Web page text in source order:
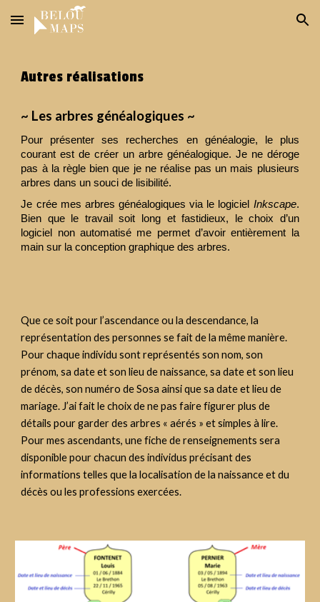
Skip to main content Skip to navigation
Autres réalisations
~ Les arbres généalogiques ~
Pour présenter ses recherches en généalogie, le plus
courant est de créer un arbre généalogique. Je ne déroge
pas à la règle bien que je ne réalise pas un mais plusieurs
arbres dans un souci de lisibilité.
Je crée mes arbres généalogiques via le logiciel Inkscape.
Bien que le travail soit long et fastidieux, le choix d’un
logiciel non automatisé me permet d’avoir entièrement la
main sur la conception graphique des arbres.
Que ce soit pour l’ascendance ou la descendance, la
représentation des personnes se fait de la même manière.
Pour chaque individu sont représentés son nom, son
prénom, sa date et son lieu de naissance, sa date et son lieu
de décès, son numéro de Sosa ainsi que sa date et lieu de
mariage. J’ai fait le choix de ne pas faire figurer plus de
détails pour garder des arbres « aérés » et simples à lire.
Pour mes ascendants, une fiche de renseignements sera
disponible pour chacun des individus précisant des
informations telles que la localisation de la naissance et du
décès ou les professions exercées.